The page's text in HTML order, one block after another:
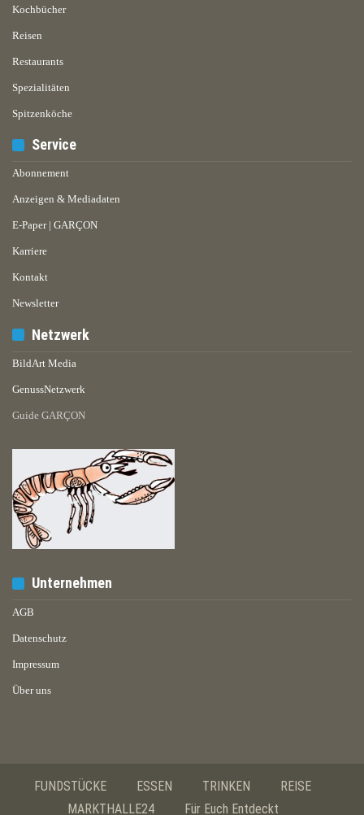
Kochbücher
Reisen
Restaurants
Spezialitäten
Spitzenköche
Service
Abonnement
Anzeigen & Mediadaten
E-Paper | GARÇON
Karriere
Kontakt
Newsletter
Netzwerk
BildArt Media
GenussNetzwerk
Guide GARÇON
Unternehmen
AGB
Datenschutz
Impressum
Über uns
FUNDSTÜCKE ESSEN TRINKEN
REISE
MARKTHALLE24
Für Euch Entdeckt